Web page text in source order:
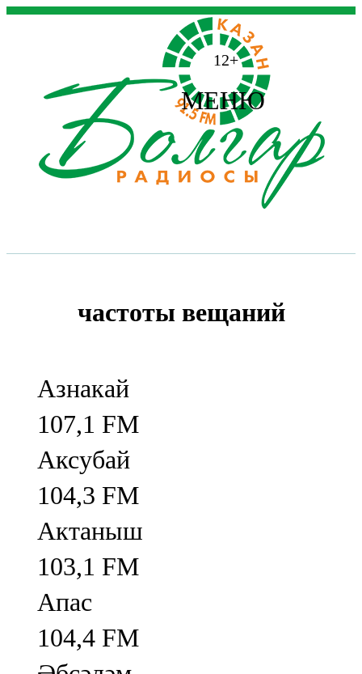
12+
МЕНЮ
частоты вещаний
Азнакай
107,1 FM
Аксубай
104,3 FM
Актаныш
103,1 FM
Апас
104,4 FM